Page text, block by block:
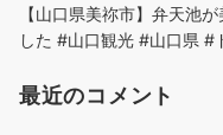
【山口県美祢市】弁天池
した #山口観光 #山口県 #
最近のコメント